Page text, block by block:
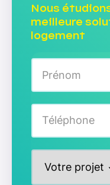
Nous
meilleure
logement
m
*
l
é
P
o